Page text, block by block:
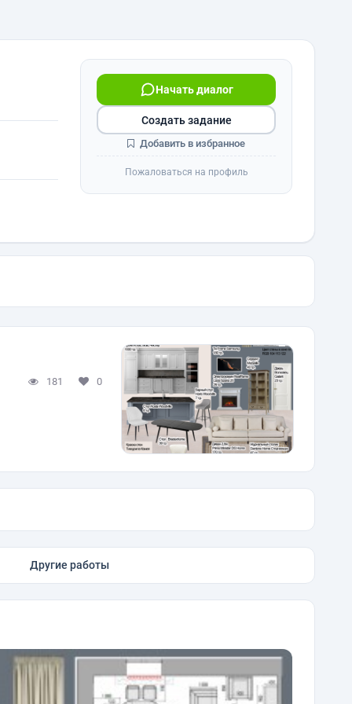
Начать диалог
Создать задание
Добавить в избранное
Пожаловаться на профиль
181 0
Другие работы